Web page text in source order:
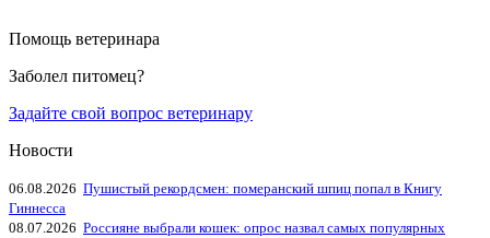
Помощь ветеринара
Заболел питомец?
Задайте свой вопрос ветеринару
Новости
06.08.2026 Пушистый рекордсмен: померанский шпиц попал в Книгу
Гиннесса
08.07.2026 Россияне выбрали кошек: опрос назвал самых популярных